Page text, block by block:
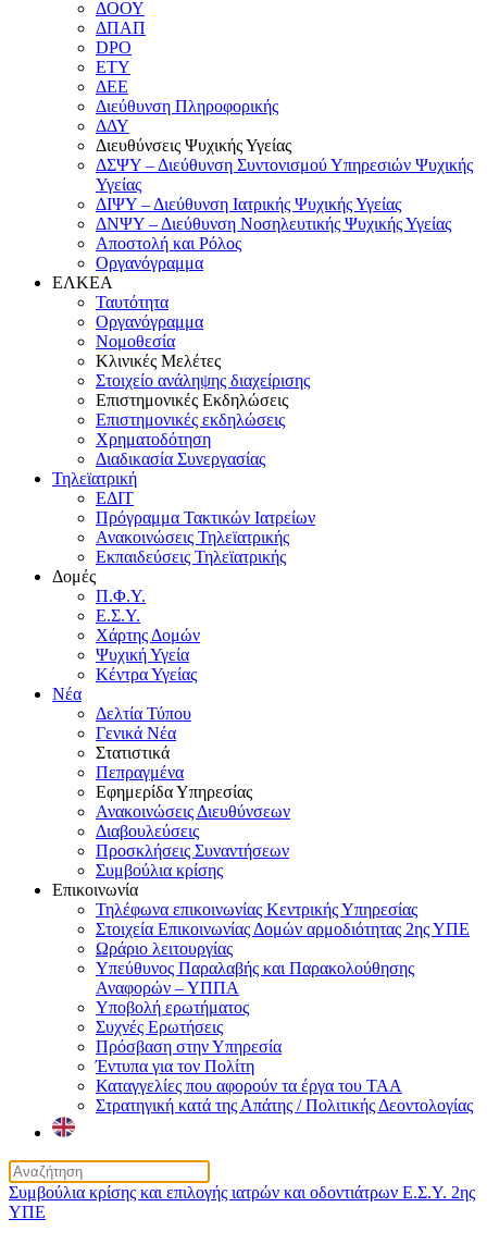
ΔΟΟΥ
ΔΠΑΠ
DPO
ΕΤΥ
ΔΕΕ
Διεύθυνση Πληροφορικής
ΔΔΥ
Διευθύνσεις Ψυχικής Υγείας
ΔΣΨΥ – Διεύθυνση Συντονισμού Υπηρεσιών Ψυχικής
Υγείας
ΔΙΨΥ – Διεύθυνση Ιατρικής Ψυχικής Υγείας
ΔΝΨΥ – Διεύθυνση Νοσηλευτικής Ψυχικής Υγείας
Αποστολή και Ρόλος
Οργανόγραμμα
ΕΛΚΕΑ
Ταυτότητα
Οργανόγραμμα
Νομοθεσία
Κλινικές Μελέτες
Στοιχείο ανάληψης διαχείρισης
Επιστημονικές Εκδηλώσεις
Επιστημονικές εκδηλώσεις
Χρηματοδότηση
Διαδικασία Συνεργασίας
Τηλεϊατρική
ΕΔΙΤ
Πρόγραμμα Τακτικών Ιατρείων
Ανακοινώσεις Τηλεϊατρικής
Εκπαιδεύσεις Τηλεϊατρικής
Δομές
Π.Φ.Υ.
Ε.Σ.Υ.
Χάρτης Δομών
Ψυχική Υγεία
Κέντρα Υγείας
Νέα
Δελτία Τύπου
Γενικά Νέα
Στατιστικά
Πεπραγμένα
Εφημερίδα Υπηρεσίας
Ανακοινώσεις Διευθύνσεων
Διαβουλεύσεις
Προσκλήσεις Συναντήσεων
Συμβούλια κρίσης
Επικοινωνία
Τηλέφωνα επικοινωνίας Κεντρικής Υπηρεσίας
Στοιχεία Επικοινωνίας Δομών αρμοδιότητας 2ης ΥΠΕ
Ωράριο λειτουργίας
Υπεύθυνος Παραλαβής και Παρακολούθησης
Αναφορών – ΥΠΠΑ
Υποβολή ερωτήματος
Συχνές Ερωτήσεις
Πρόσβαση στην Υπηρεσία
Έντυπα για τον Πολίτη
Καταγγελίες που αφορούν τα έργα του ΤΑΑ
Στρατηγική κατά της Απάτης / Πολιτικής Δεοντολογίας
Συμβούλια κρίσης και επιλογής ιατρών και οδοντιάτρων Ε.Σ.Υ. 2ης
ΥΠΕ